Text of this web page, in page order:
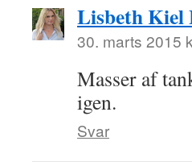
Lisbeth
30. marts 2015
Masser af
igen.
Svar